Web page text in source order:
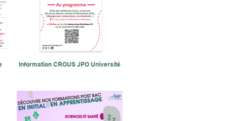
Information CROUS JPO Université